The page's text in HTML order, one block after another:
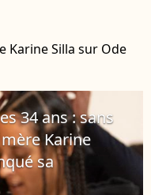
Karine Silla sur Ode
34 ans : sans
Karine
sa